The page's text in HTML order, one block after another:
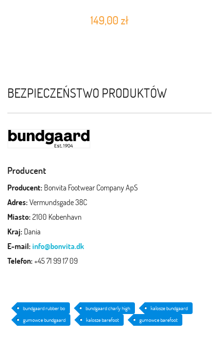
149,00 zł
BEZPIECZEŃSTWO PRODUKTÓW
Producent
Producent: Bonvita Footwear Company ApS
Adres:Vermundsgade 38C
Miasto:2100 Kobenhavn
Kraj: Dania
E-mail:info@bonvita.dk
Telefon:+45 71 99 17 09
bundgaard rubber bo bundgaard charly high
kalosze bundgaard
gumowce bundgaard
kalosze barefoot gumowce barefoot